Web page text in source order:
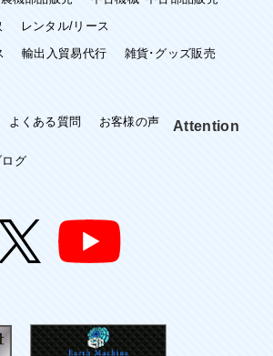
レンタル/リース
輸出入貿易代行 雑貨･グッズ販売
よくある質問 お客様の声 Attention
グ